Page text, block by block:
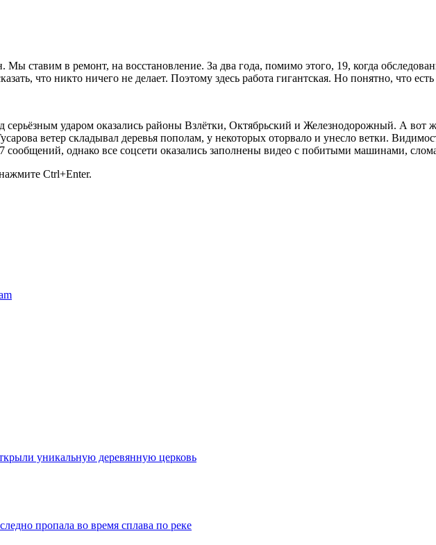
Мы ставим в ремонт, на восстановление. За два года, помимо этого, 19, когда
что никто ничего не делает. Поэтому здесь работа гигантская. Но понятно, что
ударом оказались районы Взлётки, Октябрьский и Железнодорожный. А вот
ветер складывал деревья пополам, у некоторых оторвало и унесло ветки.
сообщений, однако все соцсети оказались заполнены видео с побитыми машинами,
Ctrl+Enter.
уникальную деревянную церковь
пропала во время сплава по реке